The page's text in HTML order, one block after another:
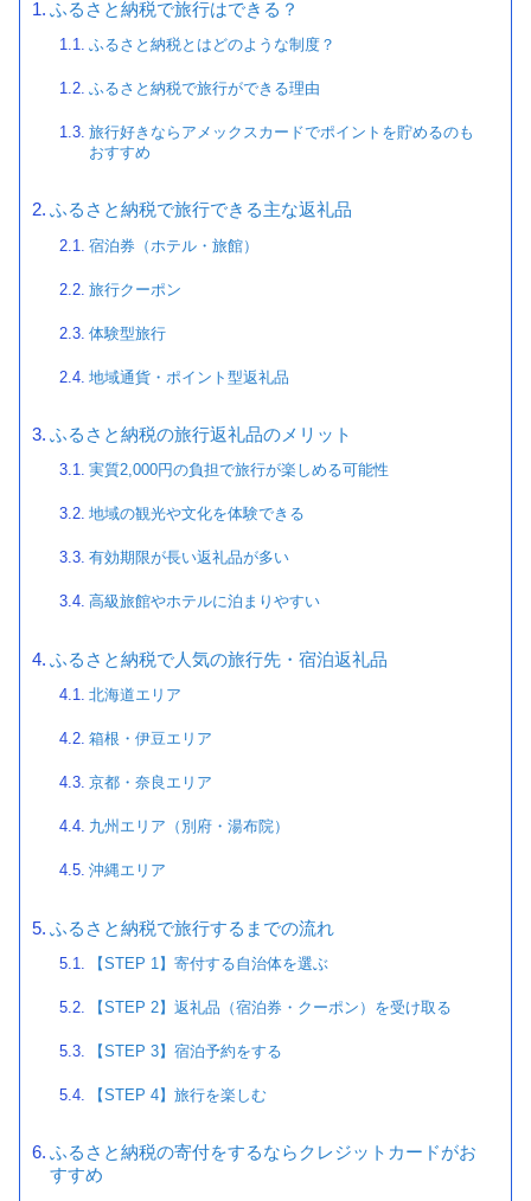
ふるさと納税で旅行はできる？
ふるさと納税とはどのような制度？
ふるさと納税で旅行ができる理由
旅行好きならアメックスカードでポイントを貯めるのも
おすすめ
ふるさと納税で旅行できる主な返礼品
宿泊券（ホテル・旅館）
旅行クーポン
体験型旅行
地域通貨・ポイント型返礼品
ふるさと納税の旅行返礼品のメリット
実質2,000円の負担で旅行が楽しめる可能性
地域の観光や文化を体験できる
有効期限が長い返礼品が多い
高級旅館やホテルに泊まりやすい
ふるさと納税で人気の旅行先・宿泊返礼品
北海道エリア
箱根・伊豆エリア
京都・奈良エリア
九州エリア（別府・湯布院）
沖縄エリア
ふるさと納税で旅行するまでの流れ
【STEP 1】寄付する自治体を選ぶ
【STEP 2】返礼品（宿泊券・クーポン）を受け取る
【STEP 3】宿泊予約をする
【STEP 4】旅行を楽しむ
ふるさと納税の寄付をするならクレジットカードがお
すすめ